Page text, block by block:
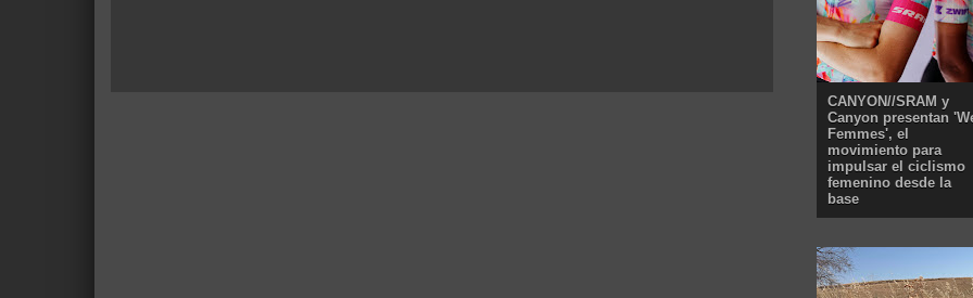
CANYON//SRAM y
Canyon presentan
Femmes', el
movimiento para
impulsar el ciclismo
femenino desde la
base